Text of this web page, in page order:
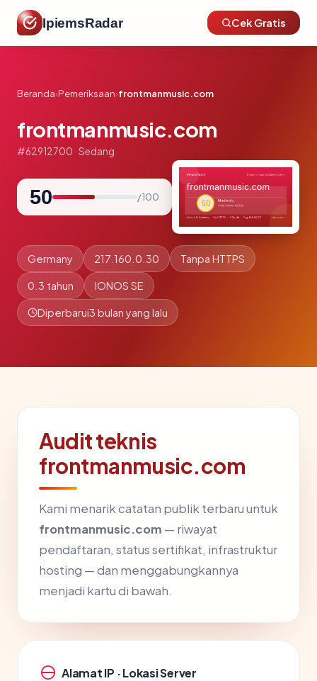
IpiemsRadar Cek Gratis
Beranda›Pemeriksaan›frontmanmusic.com
frontmanmusic.com
#62912700 · Sedang
50 / 100
Germany 217.160.0.30 Tanpa HTTPS
0.3 tahun IONOS SE
Diperbarui3 bulan yang lalu
Audit teknis
frontmanmusic.com
Kami menarik catatan publik terbaru untuk
frontmanmusic.com — riwayat
pendaftaran, status sertifikat, infrastruktur
hosting — dan menggabungkannya
menjadi kartu di bawah.
Alamat IP · Lokasi Server